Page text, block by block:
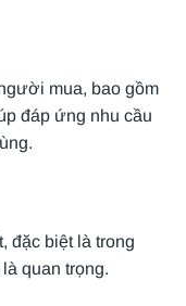
mua, bao gồm
đáp ứng nhu cầu
đặc biệt là trong
quan trọng.